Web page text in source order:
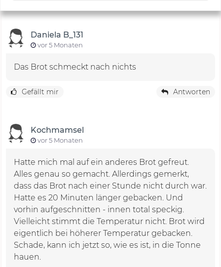
Daniela B_131
vor 5 Monaten
Das Brot schmeckt nach nichts
Gefällt mir Antworten
Kochmamsel
vor 5 Monaten
Hatte mich mal auf ein anderes Brot gefreut.
Alles genau so gemacht. Allerdings gemerkt,
dass das Brot nach einer Stunde nicht durch war.
Hatte es 20 Minuten länger gebacken. Und
vorhin aufgeschnitten - innen total speckig.
Vielleicht stimmt die Temperatur nicht. Brot wird
eigentlich bei höherer Temperatur gebacken.
Schade, kann ich jetzt so, wie es ist, in die Tonne
hauen.